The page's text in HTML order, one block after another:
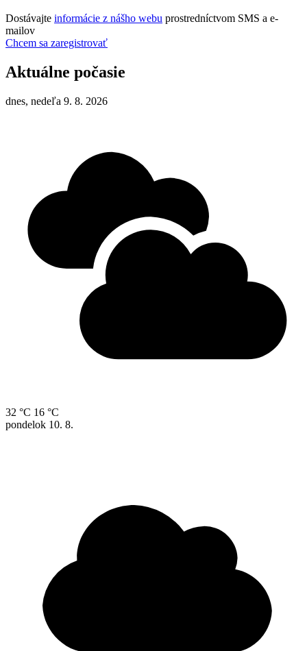
Dostávajte informácie z nášho webu prostredníctvom SMS a e-
mailov
Chcem sa zaregistrovať
Aktuálne počasie
dnes, nedeľa 9. 8. 2026
32 °C 16 °C
pondelok 10. 8.